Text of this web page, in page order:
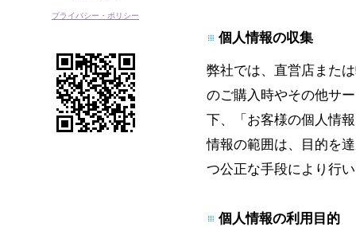
プライバシー・ポリシー
個人情報の収集
弊社では、直営店また
のご購入時やその他サ
下、「お客様の個人情
情報の範囲は、目的を
つ公正な手段により行
個人情報の利用目的